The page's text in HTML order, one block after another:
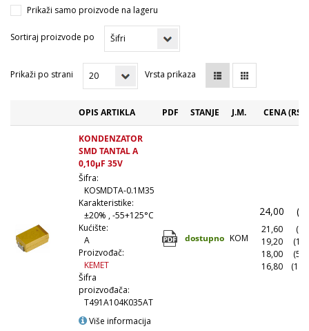
Prikaži samo proizvode na lageru
Sortiraj proizvode po
Prikaži po strani Vrsta prikaza
OPIS ARTIKLA PDF STANJE J.M. CENA
KONDENZATOR
SMD TANTAL A
0,10µF 35V
Šifra:
KOSMDTA-0.1M35
Karakteristike:
±20% , -55+125°C
Kućište:
A
Proizvođač:
KEMET
Šifra
proizvođača:
T491A104K035AT
Više informacija
dostupno KOM
24,00
21,60
19,20
18,00
16,80